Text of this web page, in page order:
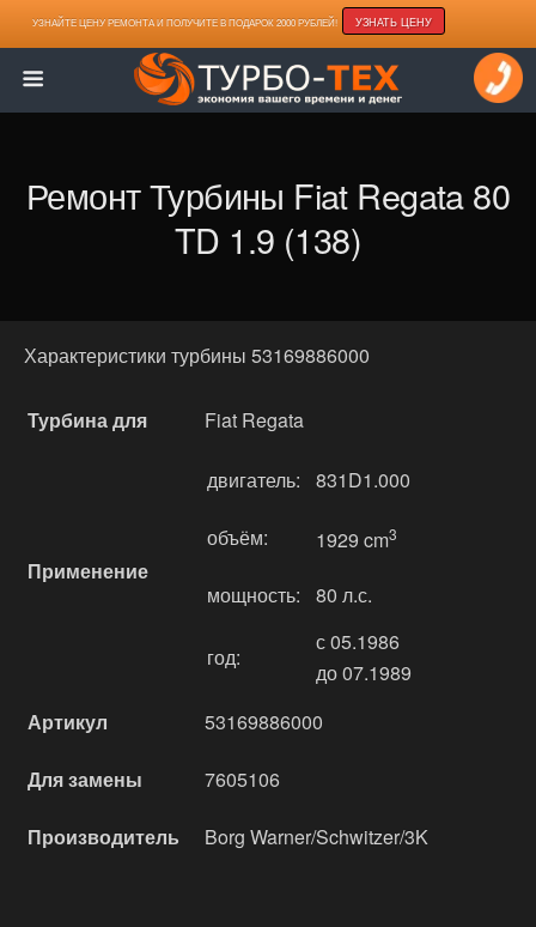
УЗНАЙТЕ ЦЕНУ РЕМОНТА И ПОЛУЧИТЕ В ПОДАРОК 2000 РУБЛЕЙ! УЗНАТЬ ЦЕНУ
Ремонт Турбины Fiat Regata 80
TD 1.9 (138)
Характеристики турбины 53169886000
Турбина для Fiat Regata
Применение
двигатель: 831D1.000
объём: 1929 cm3
мощность: 80 л.с.
год:
с 05.1986
до 07.1989
Артикул
53169886000
Для замены 7605106
Производитель Borg Warner/Schwitzer/3K